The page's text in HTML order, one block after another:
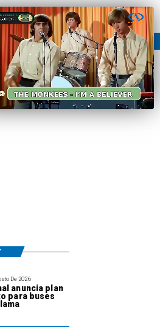
CONTACTO LÍNEA EDITORIAL
De 2026
anuncia plan
para buses